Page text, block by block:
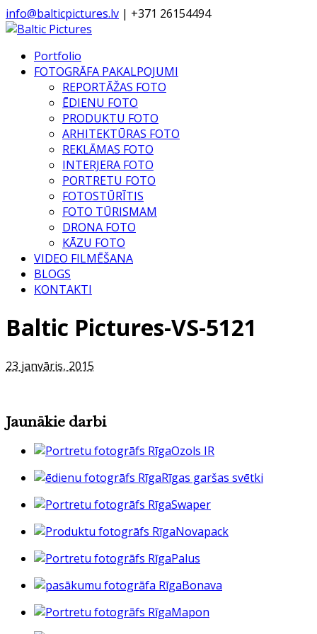
info@balticpictures.lv | +371 26154494
Portfolio
FOTOGRĀFA PAKALPOJUMI
REPORTĀŽAS FOTO
ĒDIENU FOTO
PRODUKTU FOTO
ARHITEKTŪRAS FOTO
REKLĀMAS FOTO
INTERJERA FOTO
PORTRETU FOTO
FOTOSTŪRĪTIS
FOTO TŪRISMAM
DRONA FOTO
KĀZU FOTO
VIDEO FILMĒŠANA
BLOGS
KONTAKTI
Baltic Pictures-VS-5121
23 janvāris, 2015
Jaunākie darbi
Ozols IR
Rīgas garšas svētki
Swaper
Novapack
Palus
Bonava
Mapon